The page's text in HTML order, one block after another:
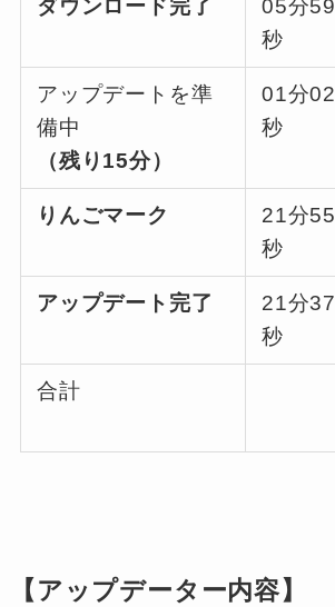
ダウンロード完了
05分59
秒
アップデートを準
備中
（残り15分）
01分02
秒
りんごマーク
21分55
秒
アップデート完了
21分37
秒
合計
【アップデーター内容】